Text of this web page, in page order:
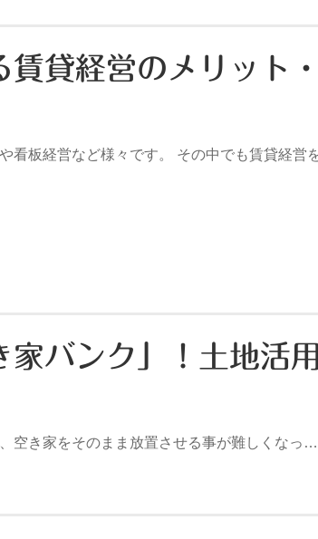
賃貸経営のメリット
看板経営など様々です。 その中でも賃貸経営
家バンク」！土地活
空き家をそのまま放置させる事が難しくなっ